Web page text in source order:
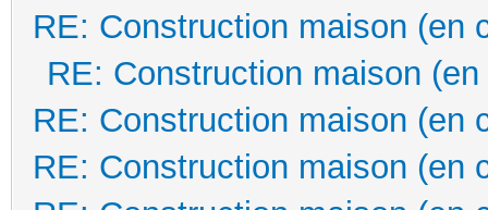
RE: Construction maison (en
RE: Construction maison
RE: Construction maison (en
RE: Construction maison (en